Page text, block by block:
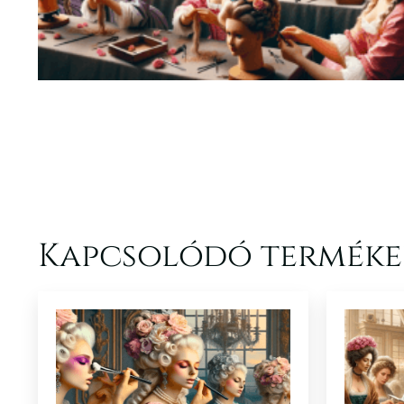
Kapcsolódó